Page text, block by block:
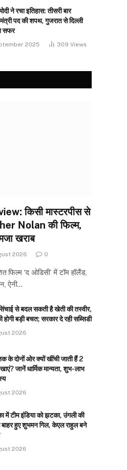
ने रचा इतिहास: तीसरी बार
पद की शपथ, गुजरात से दिल्ली
सफर
2025 309 Views
किसी मास्टरपीस से
Nolan की फिल्म,
खराब
2026 0
फिल्म ‘द ओडिसी’ में टॉम हॉलैंड,
ऐनी…
से बदल सकती है खेती की तस्वीर,
होगी बड़ी बचत; सरकार दे रही सब्सिडी
2026
के दोनों ओर क्यों खींची जाती हैं 2
जानें धार्मिक मान्यता, शुभ-लाभ
2026
में टीम इंडिया को झटका, उंगली की
हुए शुभमन गिल, केएल राहुल बने
2026